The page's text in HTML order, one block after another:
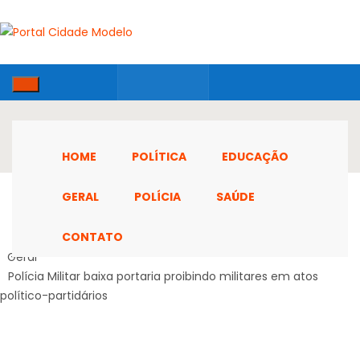
HOME POLÍTICA EDUCAÇÃO
GERAL POLÍCIA SAÚDE
CONTATO
Geral
Polícia Militar baixa portaria proibindo militares em atos
político-partidários